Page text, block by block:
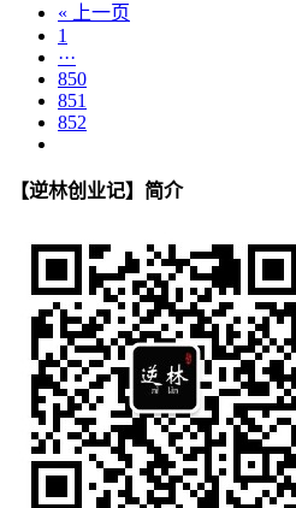
« 上一页
1
···
850
851
852
【逆林创业记】简介